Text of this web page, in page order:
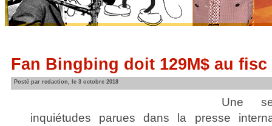
Fan Bingbing doit 129M$ au
Posté par redaction, le 3 octobre 2018
Une
inquiétudes parues dans la presse